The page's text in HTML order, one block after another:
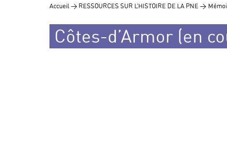
Accueil > RESSOURCES SUR L’HISTOIRE DE LA PNE >
Côtes-d’Armor (en